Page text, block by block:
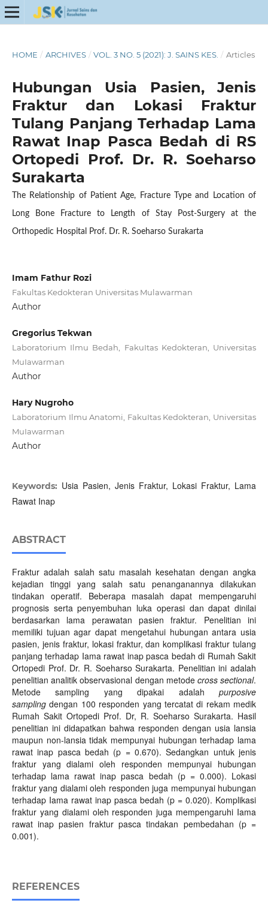
HOME / ARCHIVES / VOL. 3 NO. 5 (2021): J. SAINS KES. / Articles
Hubungan Usia Pasien, Jenis
Fraktur dan Lokasi Fraktur
Tulang Panjang Terhadap Lama
Rawat Inap Pasca Bedah di RS
Ortopedi Prof. Dr. R. Soeharso
Surakarta
The Relationship of Patient Age, Fracture Type and Location of
Long Bone Fracture to Length of Stay Post-Surgery at the
Orthopedic Hospital Prof. Dr. R. Soeharso Surakarta
Imam Fathur Rozi
Fakultas Kedokteran Universitas Mulawarman
Author
Gregorius Tekwan
Laboratorium Ilmu Bedah, FakuItas Kedokteran, Universitas
MuIawarman
Author
Hary Nugroho
Laboratorium Ilmu Anatomi, FakuItas Kedokteran, Universitas
MuIawarman
Author
Keywords: Usia Pasien, Jenis Fraktur, Lokasi Fraktur, Lama
Rawat Inap
ABSTRACT
Fraktur adalah salah satu masalah kesehatan dengan angka
kejadian tinggi yang salah satu penanganannya dilakukan
tindakan operatif. Beberapa masalah dapat mempengaruhi
prognosis serta penyembuhan luka operasi dan dapat dinilai
berdasarkan lama perawatan pasien fraktur. Penelitian ini
memiliki tujuan agar dapat mengetahui hubungan antara usia
pasien, jenis fraktur, lokasi fraktur, dan komplikasi fraktur tulang
panjang terhadap Iama rawat inap pasca bedah di Rumah Sakit
Ortopedi Prof. Dr. R. Soeharso Surakarta. Penelitian ini adalah
penelitian analitik observasional dengan metode cross sectional.
Metode sampling yang dipakai adalahpurposive
samplingdengan 100 responden yang tercatat di rekam medik
Rumah Sakit Ortopedi Prof. Dr, R. Soeharso Surakarta. Hasil
penelitian ini didapatkan bahwa responden dengan usia lansia
maupun non-lansia tidak mempunyai hubungan terhadap lama
rawat inap pasca bedah (p = 0.670). Sedangkan untuk jenis
fraktur yang dialami oleh responden mempunyai hubungan
terhadap lama rawat inap pasca bedah (p = 0.000). Lokasi
fraktur yang dialami oleh responden juga mempunyai hubungan
terhadap Iama rawat inap pasca bedah (p = 0.020). Komplikasi
fraktur yang dialami oleh responden juga mempengaruhi Iama
rawat inap pasien fraktur pasca tindakan pembedahan (p =
0.001).
REFERENCES